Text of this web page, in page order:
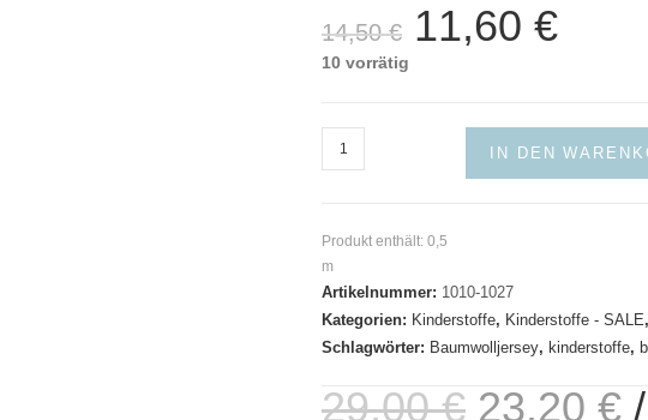
14,50€
Ursprünglicher
war:
11,60 €Aktueller
10 vorrätig
Single
Jersey
IN DEN
Produkt enthält: 0,5
m
Artikelnummer: 1010-1027
Kategorien: Kinderstoffe, Kinderstoffe - SALE
Schlagwörter: Baumwolljersey, kinderstoffe,
29,00€ 23,20 €